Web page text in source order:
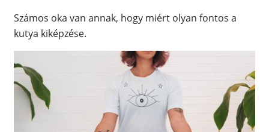
Számos oka van annak, hogy miért olyan fontos a
kutya kiképzése.